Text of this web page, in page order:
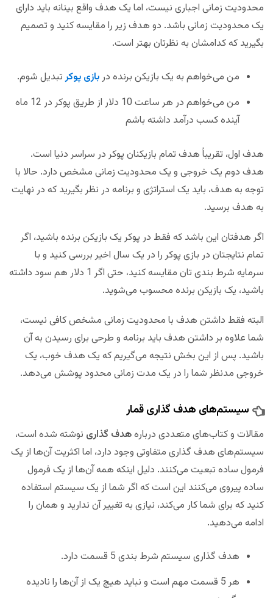
محدودیت زمانی اجباری نیست، اما یک هدف واقع بینانه باید دارای
یک محدودیت زمانی باشد. دو هدف زیر را مقایسه کنید و تصمیم
بگیرید که کدامشان به نظرتان بهتر است.
من می‌خواهم به یک بازیکن برنده دربازی پوکرتبدیل شوم.
من می‌خواهم در هر ساعت 10 دلار از طریق پوکر در 12 ماه
آینده کسب درآمد داشته باشم
هدف اول، تقریباً هدف تمام بازیکنان پوکر در سراسر دنیا است.
هدف دوم یک خروجی و یک محدودیت زمانی مشخص دارد. حالا با
توجه به هدف، باید یک استراتژی و برنامه در نظر بگیرید که در نهایت
به هدف برسید.
اگر هدفتان این باشد که فقط در پوکر یک بازیکن برنده باشید، اگر
تمام نتایجتان در بازی پوکر را در یک سال اخیر بررسی کنید و با
سرمایه شرط بندی تان مقایسه کنید، حتی اگر 1 دلار هم سود داشته
باشید، یک بازیکن برنده محسوب می‌شوید.
البته فقط داشتن هدف با محدودیت زمانی مشخص کافی نیست،
شما علاوه بر داشتن هدف باید برنامه و طرحی برای رسیدن به آن
باشید. پس از این بخش نتیجه می‌گیریم که یک هدف خوب، یک
خروجی مدنظر شما را در یک مدت زمانی محدود پوشش می‌دهد.
سیستم‌های هدف گذاری قمار
مقالات و کتاب‌های متعددی دربارههدف گذاری نوشته شده است،
سیستم‌های هدف گذاری متفاوتی وجود دارد، اما اکثریت آن‌ها از یک
فرمول ساده تبعیت می‌کنند. دلیل اینکه همه آن‌ها از یک فرمول
ساده پیروی می‌کنند این است که اگر شما از یک سیستم استفاده
کنید که برای شما کار می‌کند، نیازی به تغییر آن ندارید و همان را
ادامه می‌دهید.
هدف گذاری سیستم شرط بندی 5 قسمت دارد.
هر 5 قسمت مهم است و نباید هیچ یک از آن‌ها را نادیده